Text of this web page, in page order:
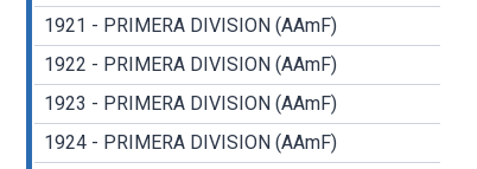
1921 - PRIMERA DIVISION (AAmF)
1922 - PRIMERA DIVISION (AAmF)
1923 - PRIMERA DIVISION (AAmF)
1924 - PRIMERA DIVISION (AAmF)